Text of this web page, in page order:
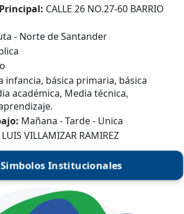
CALLE 26 NO.27-60 BARRIO
- Norte de Santander
infancia, básica primaria, básica
académica, Media técnica,
Mañana - Tarde - Unica
LUIS VILLAMIZAR RAMIREZ
Simbolos Institucionales